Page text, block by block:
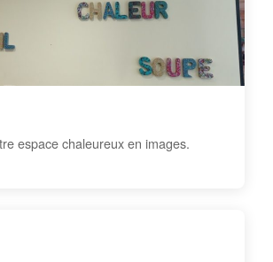
espace chaleureux en images.